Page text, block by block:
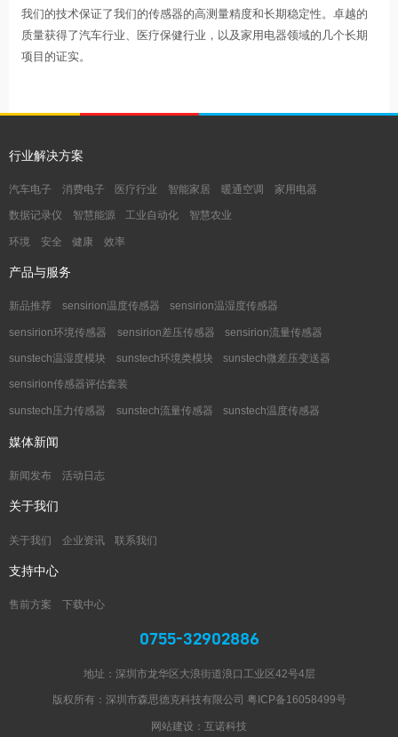
我们的技术保证了我们的传感器的高测量精度和长期稳定性。卓越的
质量获得了汽车行业、医疗保健行业，以及家用电器领域的几个长期
项目的证实。
行业解决方案
汽车电子 消费电子 医疗行业 智能家居 暖通空调 家用电器
数据记录仪 智慧能源 工业自动化 智慧农业
环境 安全 健康 效率
产品与服务
新品推荐 sensirion温度传感器 sensirion温湿度传感器
sensirion环境传感器 sensirion差压传感器 sensirion流量传感器
sunstech温湿度模块 sunstech环境类模块 sunstech微差压变送器
sensirion传感器评估套装
sunstech压力传感器 sunstech流量传感器 sunstech温度传感器
媒体新闻
新闻发布 活动日志
关于我们
关于我们 企业资讯 联系我们
支持中心
售前方案 下载中心
0755-32902886
地址：深圳市龙华区大浪街道浪口工业区42号4层
版权所有：深圳市森思德克科技有限公司 粤ICP备16058499号
网站建设：互诺科技